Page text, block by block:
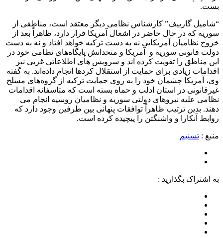
بست.
“شامیل گارییف” کارشناس نظامی دیگر معتقد است، مناطقی از
سوریه که در حال حاضر در اشغال آمریکا قرار دارد، ظاهراً بعد از
خروج نظامیان آمریکایی نه به دست ترکیه خواهد افتاد و نه به دست
دولت قانونی سوریه و آمریکا و متحدانش پایگاه‌های نظامی خود در
این مناطق را تقویت کرده اند و سرویس های اطلاعاتی غربی نیز
اقدامات زیادی برای حمایت از استقلال کردها انجام داده‌اند. به گفته
وی، آمریکا چشمان خود را به روی حمایت ترکیه از گروه‌‌های مسلح
غیرقانونی در استان ادلب و حماه بسته است که متاسفانه اقدامات
نظامی علیه نیروهای دولتی سوریه و نظامیان روسیه انجام می
دهند. بدین ترتیب ظاهراً توافقات پنهانی بین طرفین وجود دارد که
روابط آنکارا و واشنگتن را پیچیده کرده است.
منبع : تسنیم
به اشتراک بگذارید :